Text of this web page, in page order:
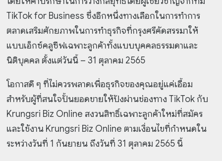
TikTok for Business ซึ่งอีกหนึ่งทางเลือกในการทำการ
ตลาดเสริมศักยภาพในการทำธุรกิจที่กรุงศรีคัดสรรมาให้
แบบเอ็กซ์คลูซีฟเฉพาะลูกค้าทั้งแบบบุคคลธรรมดาและ
นิติบุคคล ตั้งแต่วันนี้ – 31 ตุลาคม 2565
โอกาสดี ๆ ที่ไม่ควรพลาดเพื่อธุรกิจของคุณอยู่แค่เอื้อม
สำหรับผู้ที่สนใจปั้นยอดขายให้ปังผ่านช่องทาง TikTok กับ
Krungsri Biz Online สงวนสิทธิ์เฉพาะลูกค้าใหม่ที่สมัคร
และใช้งาน Krungsri Biz Online ตามเงื่อนไขที่กำหนดใน
ระหว่างวันที่ 1 กันยายน ถึงวันที่ 31 ตุลาคม 2565 นี้